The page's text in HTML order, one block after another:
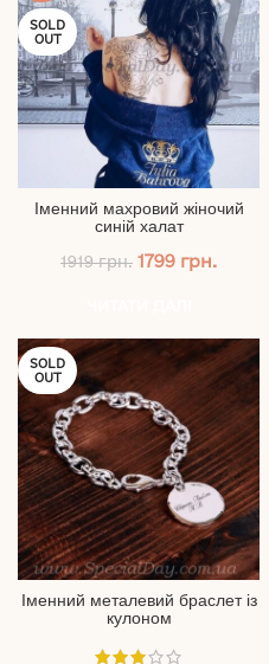
SOLD
OUT
Іменний махровий жіночий
синій халат
1919грн. Оригінальна
1799 грн.
SOLD
OUT
Іменний металевий браслет із
кулоном